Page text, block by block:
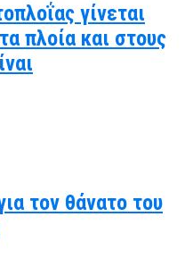
γίνεται
πλοία και στους
τον θάνατο του